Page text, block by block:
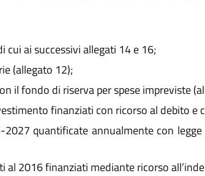
ai successivi allegati 14 e 16;
(allegato 12);
il fondo di riserva per spese impreviste
finanziati con ricorso al debito e
quantificate annualmente con
al 2016 finanziati mediante ricorso